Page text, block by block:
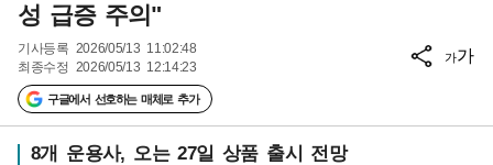
성 급증 주의"
기사등록 2026/05/13 11:02:48
최종수정 2026/05/13 12:14:23
구글에서 선호하는 매체로 추가
가가
8개 운용사, 오는 27일 상품 출시 전망